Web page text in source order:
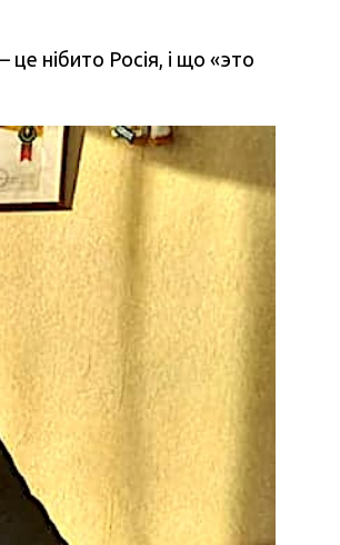
нібито Росія, і що «это